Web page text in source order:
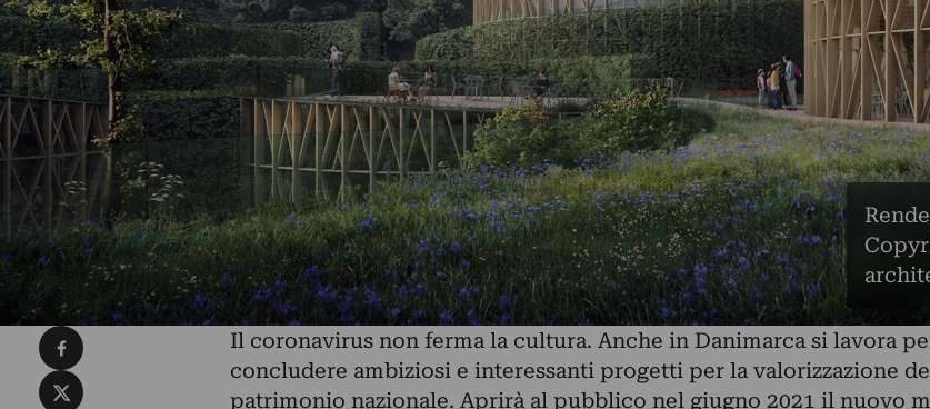
Il coronavirus non ferma la cultura. Anche in Danimarca si lavora
concludere ambiziosi e interessanti progetti per la valorizzazione
patrimonio nazionale. Aprirà al pubblico nel giugno 2021 il nuovo
Condividi su Facebook
Condividi su X